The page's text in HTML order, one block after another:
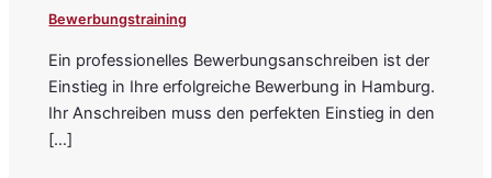
Bewerbungstraining
Ein professionelles Bewerbungsanschreiben ist der
Einstieg in Ihre erfolgreiche Bewerbung in Hamburg.
Ihr Anschreiben muss den perfekten Einstieg in den
[…]